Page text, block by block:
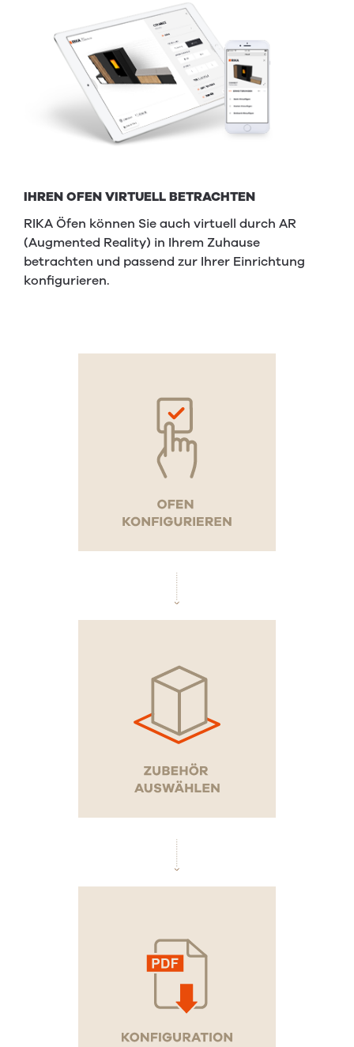
IHREN OFEN VIRTUELL BETRACHTEN
RIKA Öfen können Sie auch virtuell durch AR
(Augmented Reality) in Ihrem Zuhause
betrachten und passend zur Ihrer Einrichtung
konfigurieren.